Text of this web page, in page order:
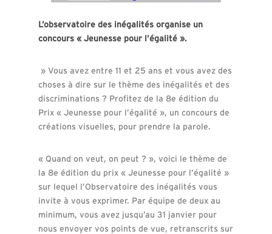
L’observatoire des inégalités organise un
concours « Jeunesse pour l’égalité ».
» Vous avez entre 11 et 25 ans et vous avez des
choses à dire sur le thème des inégalités et des
discriminations ? Profitez de la 8e édition du
Prix « Jeunesse pour l’égalité », un concours de
créations visuelles, pour prendre la parole.
« Quand on veut, on peut ? », voici le thème de
la 8e édition du prix « Jeunesse pour l’égalité »
sur lequel l’Observatoire des inégalités vous
invite à vous exprimer. Par équipe de deux au
minimum, vous avez jusqu’au 31 janvier pour
nous envoyer vos points de vue, retranscrits sur